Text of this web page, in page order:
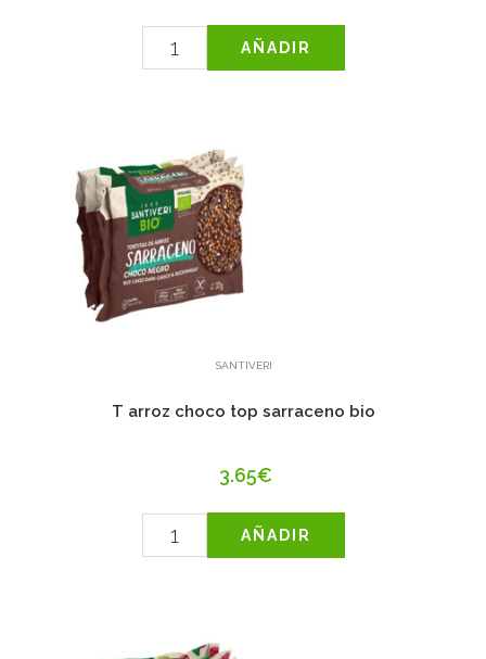
AÑADIR
SANTIVERI
T arroz choco top sarraceno bio
3.65€
AÑADIR